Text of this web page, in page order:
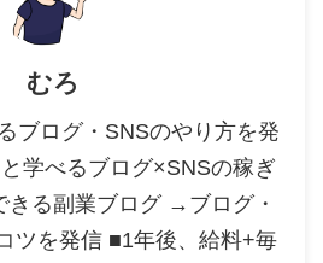
むろ
ブログ・SNSのやり方を発
学べるブログ×SNSの稼ぎ
る副業ブログ →ブログ・
ツを発信 ■1年後、給料+毎